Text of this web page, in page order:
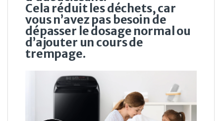
Cela réduit les déchets, car
vous n’avez pas besoin de
dépasser le dosage normal ou
d’ajouter un cours de
trempage.